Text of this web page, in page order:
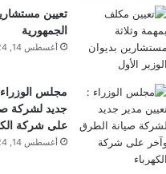
تعيين
الجمهورية
أغسطس 14, 2024
مجلس الوزراء
جديد لشركة
على شركة
أغسطس 14, 2024